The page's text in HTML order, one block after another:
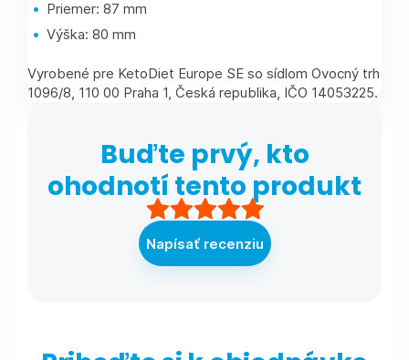
Priemer: 87 mm
Výška: 80 mm
Vyrobené pre KetoDiet Europe SE so sídlom Ovocný trh
1096/8, 110 00 Praha 1, Česká republika, IČO 14053225.
Buďte prvý, kto
ohodnotí tento produkt
Napísať recenziu